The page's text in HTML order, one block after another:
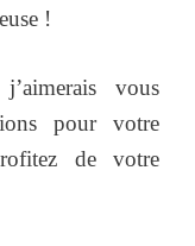
!
vous
pour votre
de votre